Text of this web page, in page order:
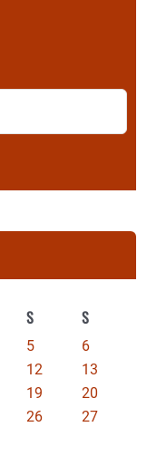
S S
5
6
12
13
19
20
26
27